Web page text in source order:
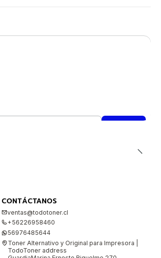
CONTÁCTANOS
ventas@todotoner.cl
+56226958460
56976485644
Toner Alternativo y Original para Impresora |
TodoToner address